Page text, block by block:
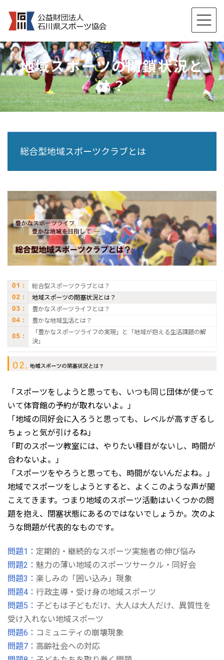
ン
ツ
へ
ス
キ
ッ
プ
ー
シ
ョ
ン
に
移
動
地域スポーツの閉鎖状況と
は？
総合型地域スポーツクラブとは
総合型スポーツクラブとは？
地域スポーツの閉塞状況とは？
豊かなスポーツライフとは？
豊かな地域生活とは？
「豊かなスポーツライフの実現」と「地域が抱える生活課題の解
決」
「スポーツをしようと思っても、いつも同じ団体が使って
いて体育館の予約が取れないよ。」
「地域の同好会に入ろうと思っても、レベルが高すぎるし
ちょっと気が引けるね」
「町のスポーツ教室には、やりたい種目がないし、時間が
合わないよ。」
「スポーツをやろうと思っても、時間がないんだよね。」
地域でスポーツをしようとすると、よくこのような声が聞
こえてきます。つまり地域のスポーツ活動はいくつかの問
題を抱え、閉塞状態にあるのではないでしょうか。次のよ
うな問題が代表的なものです。
問題1： 定期的・継続的なスポーツ実施者の伸び悩み
問題2： 魅力の薄い地域のスポーツサークル・同好会
問題3： 楽しみの「囲い込み」現象
問題4： 行政主導・受け身の地域スポーツ
問題5： 子どもは子どもだけ、大人は大人だけ、異質性を
受け入れない地域スポーツ
問題6： コミュニティの崩壊現象
問題7： 高齢社会への対応